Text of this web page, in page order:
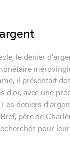
le denier
il présentait
d'or, avec une
deniers
père de
pour